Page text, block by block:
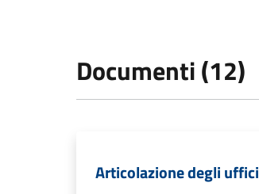
Documenti (12)
Articolazione degli uffici